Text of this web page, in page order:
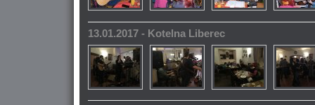
13.01.2017 - Kotelna Liberec